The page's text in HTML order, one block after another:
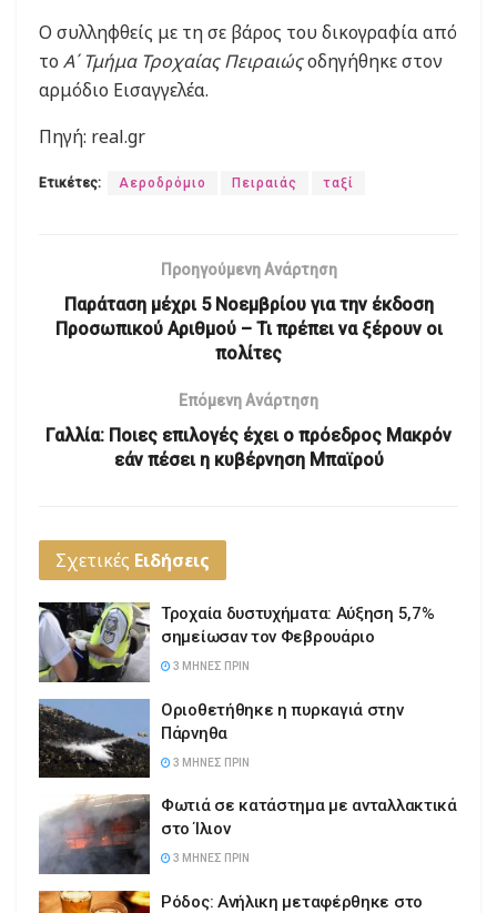
Ο συλληφθείς με τη σε βάρος του δικογραφία από
το Α΄ Τμήμα Τροχαίας Πειραιώςοδηγήθηκε στον
αρμόδιο Εισαγγελέα.
Πηγή: real.gr
Ετικέτες: Αεροδρόμιο Πειραιάς ταξί
Προηγούμενη Ανάρτηση
Παράταση μέχρι 5 Νοεμβρίου για την έκδοση
Προσωπικού Αριθμού – Τι πρέπει να ξέρουν οι
πολίτες
Επόμενη Ανάρτηση
Γαλλία: Ποιες επιλογές έχει ο πρόεδρος Μακρόν
εάν πέσει η κυβέρνηση Μπαϊρού
Σχετικές Ειδήσεις
Τροχαία δυστυχήματα: Αύξηση 5,7%
σημείωσαν τον Φεβρουάριο
3 ΜΉΝΕΣ ΠΡΙΝ
Οριοθετήθηκε η πυρκαγιά στην
Πάρνηθα
3 ΜΉΝΕΣ ΠΡΙΝ
Φωτιά σε κατάστημα με ανταλλακτικά
στο Ίλιον
3 ΜΉΝΕΣ ΠΡΙΝ
Ρόδος: Ανήλικη μεταφέρθηκε στο